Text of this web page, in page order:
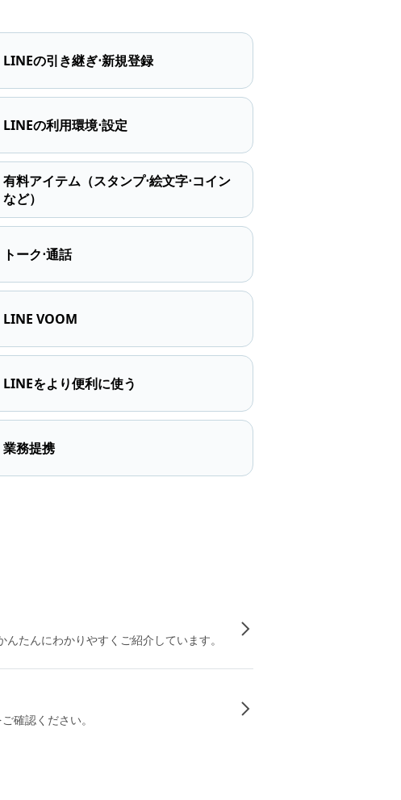
LINEの引き継ぎ⋅新規登録
LINEの利用環境⋅設定
有料アイテム（スタンプ⋅絵文字⋅コイン
など）
トーク⋅通話
LINE VOOM
LINEをより便利に使う
業務提携
たんにわかりやすくご紹介しています。
確認ください。